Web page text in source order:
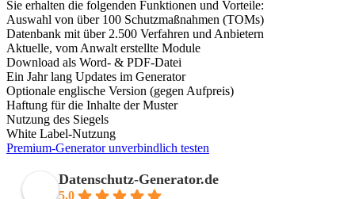
Sie erhalten die folgenden Funktionen und Vorteile:
Auswahl von über 100 Schutzmaßnahmen (TOMs)
Datenbank mit über 2.500 Verfahren und Anbietern
Aktuelle, vom Anwalt erstellte Module
Download als Word- & PDF-Datei
Ein Jahr lang Updates im Generator
Optionale englische Version (gegen Aufpreis)
Haftung für die Inhalte der Muster
Nutzung des Siegels
White Label-Nutzung
Premium-Generator unverbindlich testen
Datenschutz-Generator.de
5.0